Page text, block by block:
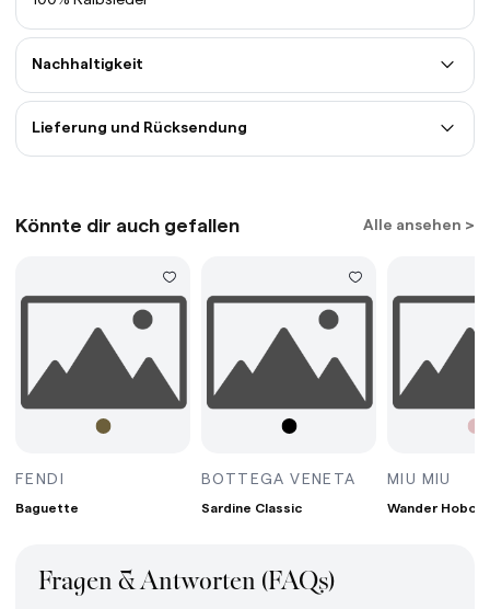
Nachhaltigkeit
Lieferung und Rücksendung
Könnte dir auch gefallen Alle ansehen >
MINI BORDEAUX
FENDI BAGUETTE AVOCADO
Baguette
BOTTEGA VENETA SARDINE
Sardine Classic
MIU MIU
Wander Hobo
Fragen & Antworten (FAQs)